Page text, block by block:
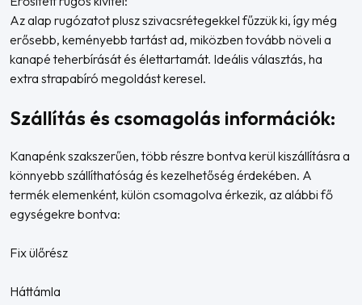
Az alap rugózatot plusz szivacsrétegekkel fűzzük ki, így még
erősebb, keményebb tartást ad, miközben tovább növeli a
kanapé teherbírását és élettartamát. Ideális választás, ha
extra strapabíró megoldást keresel.
Szállítás és csomagolás információk:
Kanapénk szakszerűen, több részre bontva kerül kiszállításra a
könnyebb szállíthatóság és kezelhetőség érdekében. A
termék elemenként, külön csomagolva érkezik, az alábbi fő
egységekre bontva:
Fix ülőrész
Háttámla